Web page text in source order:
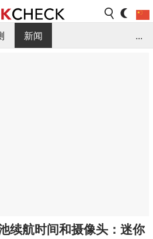
新闻
...
续航时间和摄像头：迷你